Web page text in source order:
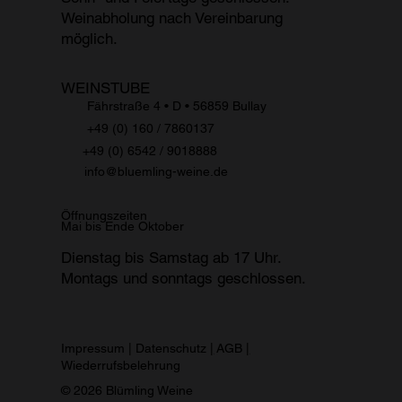
Weinabholung nach Vereinbarung
möglich.
WEINSTUBE
Fährstraße 4 • D • 56859 Bullay
+49 (0) 160 / 7860137
+49 (0) 6542 / 9018888
info@bluemling-weine.de
Öffnungszeiten
Mai bis Ende Oktober
Dienstag bis Samstag ab 17 Uhr.
Montags und sonntags geschlossen.
Impressum Datenschutz AGB
Wiederrufsbelehrung
© 2026 Blümling Weine